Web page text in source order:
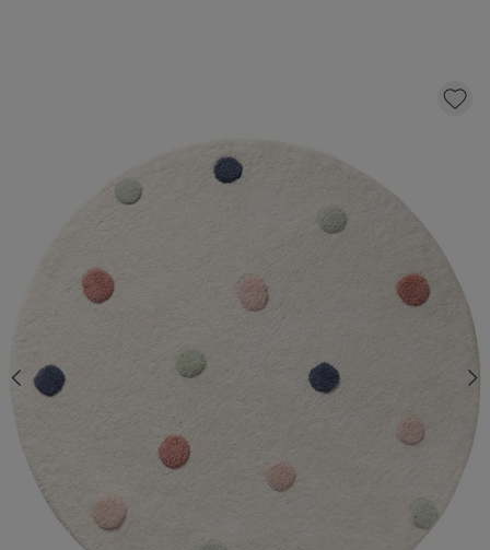
WASBAAR KINDERVLOERKLEED | ROND
Ø110 CM | STIPPEN
KLIK EN BESTEL
Op voorraad
Snelle levering
Voor 23:00 besteld, dezelfde dag
verzonden